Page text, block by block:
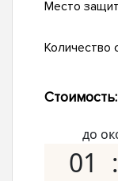
Место
Количество
Стоимость:
до
01